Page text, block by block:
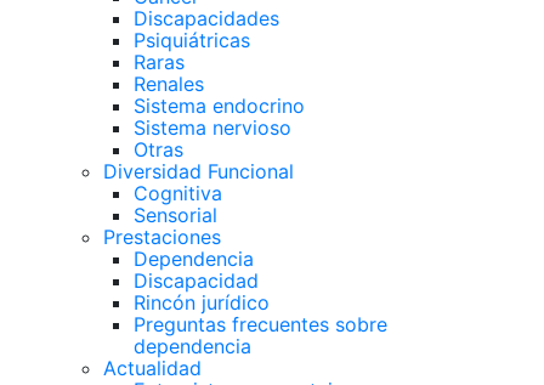
Discapacidades
Psiquiátricas
Raras
Renales
Sistema endocrino
Sistema nervioso
Otras
Diversidad Funcional
Cognitiva
Sensorial
Prestaciones
Dependencia
Discapacidad
Rincón jurídico
Preguntas frecuentes sobre
dependencia
Actualidad